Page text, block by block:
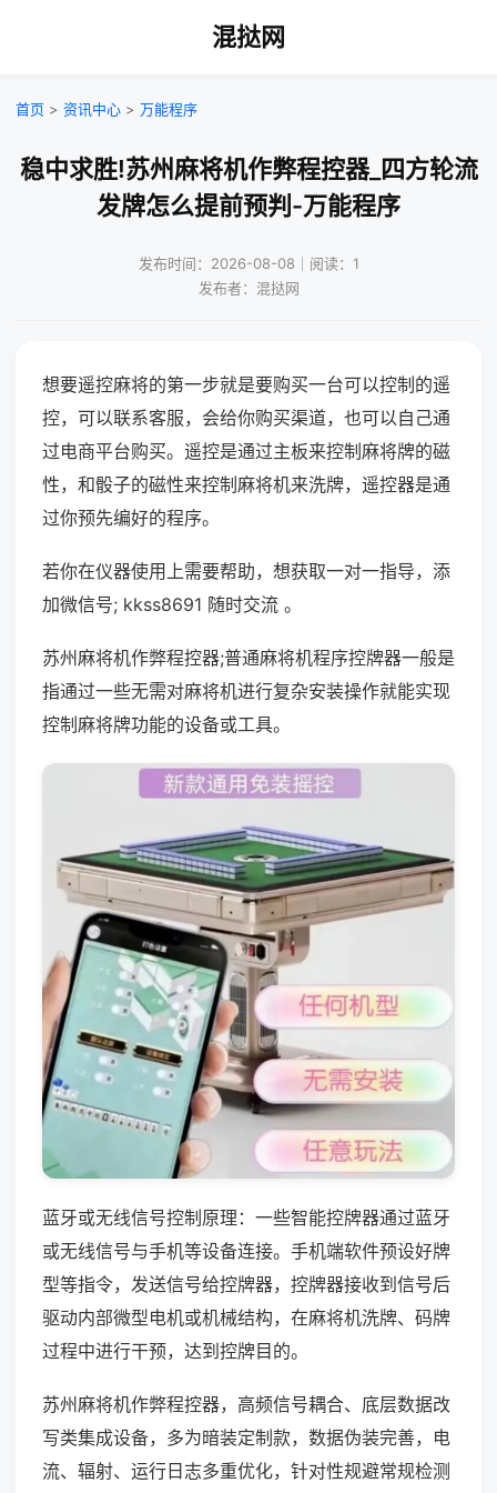
混挞网
首页 > 资讯中心 > 万能程序
稳中求胜!苏州麻将机作弊程控器_四方轮流
发牌怎么提前预判-万能程序
发布时间：2026-08-08｜阅读：1
发布者：混挞网
想要遥控麻将的第一步就是要购买一台可以控制的遥
控，可以联系客服，会给你购买渠道，也可以自己通
过电商平台购买。遥控是通过主板来控制麻将牌的磁
性，和骰子的磁性来控制麻将机来洗牌，遥控器是通
过你预先编好的程序。
若你在仪器使用上需要帮助，想获取一对一指导，添
加微信号; kkss8691 随时交流 。
苏州麻将机作弊程控器;普通麻将机程序控牌器一般是
指通过一些无需对麻将机进行复杂安装操作就能实现
控制麻将牌功能的设备或工具。
蓝牙或无线信号控制原理：一些智能控牌器通过蓝牙
或无线信号与手机等设备连接。手机端软件预设好牌
型等指令，发送信号给控牌器，控牌器接收到信号后
驱动内部微型电机或机械结构，在麻将机洗牌、码牌
过程中进行干预，达到控牌目的。
苏州麻将机作弊程控器，高频信号耦合、底层数据改
写类集成设备，多为暗装定制款，数据伪装完善，电
流、辐射、运行日志多重优化，针对性规避常规检测